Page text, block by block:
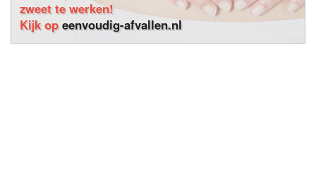
Zonder pillen en smeersels en zonder je in het
zweet te werken!
Kijk opeenvoudig-afvallen.nl